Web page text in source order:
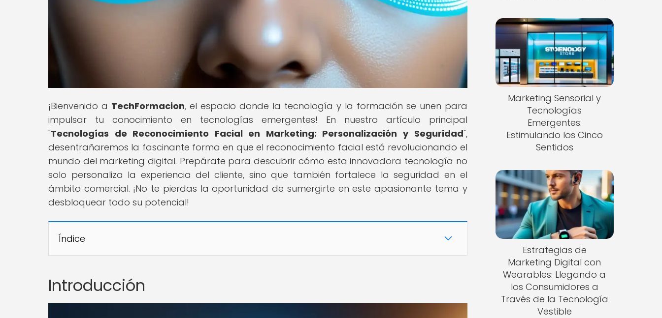
¡Bienvenido a TechFormacion, el espacio donde la tecnología y la formación se unen para
impulsar tu conocimiento en tecnologías emergentes! En nuestro artículo principal
"Tecnologías de Reconocimiento Facial en Marketing: Personalización y Seguridad",
desentrañaremos la fascinante forma en que el reconocimiento facial está revolucionando el
mundo del marketing digital. Prepárate para descubrir cómo esta innovadora tecnología no
solo personaliza la experiencia del cliente, sino que también fortalece la seguridad en el
ámbito comercial. ¡No te pierdas la oportunidad de sumergirte en este apasionante tema y
desbloquear todo su potencial!
Índice
Introducción
Marketing Sensorial y
Tecnologías
Emergentes:
Estimulando los Cinco
Sentidos
Estrategias de
Marketing Digital con
Wearables: Llegando a
los Consumidores a
Través de la Tecnología
Vestible